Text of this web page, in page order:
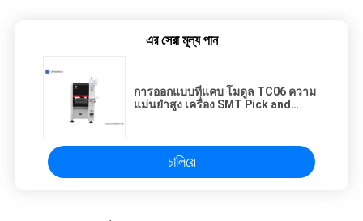
এর সেরা মূল্য পান
การออกแบบที่แคบ โมดูล TC06 ความ
แม่นยำสูง เครื่อง SMT Pick and
চালিয়ে